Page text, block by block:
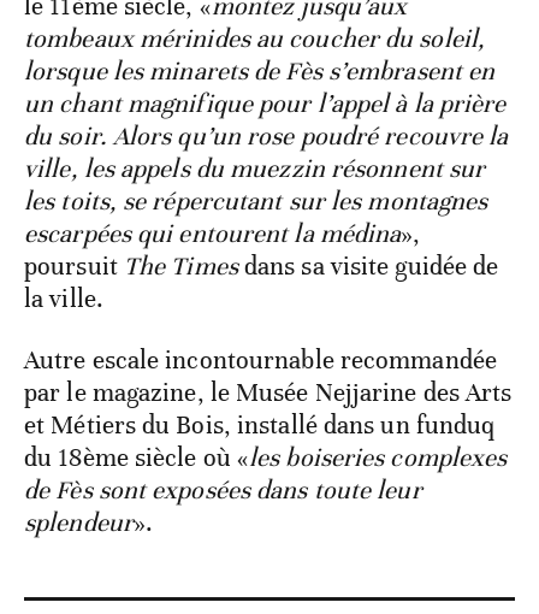
le 11ème siècle, «montez jusqu’aux
tombeaux mérinides au coucher du soleil,
lorsque les minarets de Fès s’embrasent en
un chant magnifique pour l’appel à la prière
du soir. Alors qu’un rose poudré recouvre la
ville, les appels du muezzin résonnent sur
les toits, se répercutant sur les montagnes
escarpées qui entourent la médina»,
poursuit The Timesdans sa visite guidée de
la ville.
Autre escale incontournable recommandée
par le magazine, le Musée Nejjarine des Arts
et Métiers du Bois, installé dans un funduq
du 18ème siècle où «les boiseries complexes
de Fès sont exposées dans toute leur
splendeur».